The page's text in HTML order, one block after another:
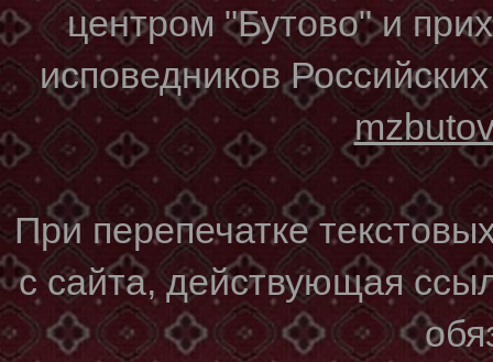
центром "Бутово" и
исповедников
При перепечатке
с сайта, действующая